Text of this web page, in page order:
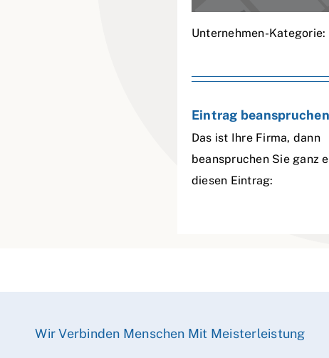
Unternehmen-Kategorie:
Eintrag
Das ist Ihre Firma, dann
beanspruchen Sie ganz
diesen Eintrag:
Wir Verbinden Menschen Mit Meisterleistung